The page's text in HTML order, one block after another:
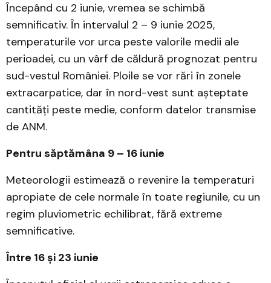
Începând cu 2 iunie, vremea se schimbă
semnificativ. În intervalul 2 – 9 iunie 2025,
temperaturile vor urca peste valorile medii ale
perioadei, cu un vârf de căldură prognozat pentru
sud-vestul României. Ploile se vor rări în zonele
extracarpatice, dar în nord-vest sunt așteptate
cantități peste medie, conform datelor transmise
de ANM.
Pentru săptămâna 9 – 16 iunie
Meteorologii estimează o revenire la temperaturi
apropiate de cele normale în toate regiunile, cu un
regim pluviometric echilibrat, fără extreme
semnificative.
Între 16 și 23 iunie